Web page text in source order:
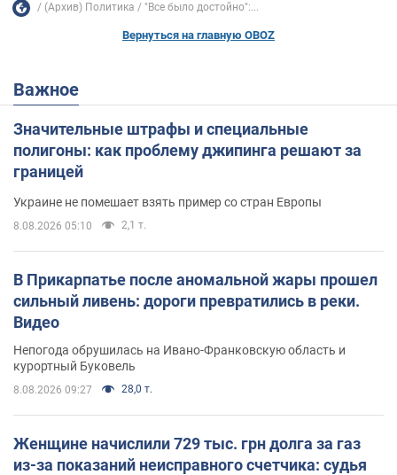
(Архив) Политика "Все было достойно":...
Вернуться на главную OBOZ
Важное
Значительные штрафы и специальные
полигоны: как проблему джипинга решают за
границей
Украине не помешает взять пример со стран Европы
8.08.2026 05:10 2,1 т.
В Прикарпатье после аномальной жары прошел
сильный ливень: дороги превратились в реки.
Видео
Непогода обрушилась на Ивано-Франковскую область и
курортный Буковель
8.08.2026 09:27 28,0 т.
Женщине начислили 729 тыс. грн долга за газ
из-за показаний неисправного счетчика: судья